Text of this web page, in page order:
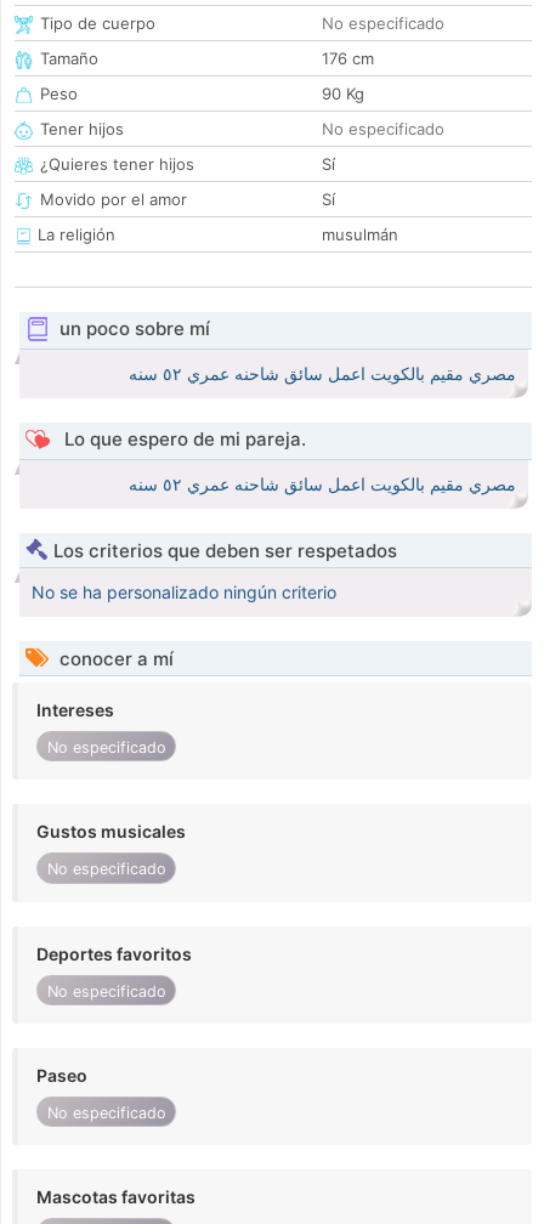
Tipo de cuerpo
No especificado
Tamaño
176 cm
Peso
90 Kg
Tener hijos
No especificado
¿Quieres tener hijos
Sí
Movido por el amor
Sí
La religión
musulmán
un poco sobre mí
مصري مقيم بالكويت اعمل سائق شاحنه عمري ٥٢ سنه
Lo que espero de mi pareja.
مصري مقيم بالكويت اعمل سائق شاحنه عمري ٥٢ سنه
Los criterios que deben ser respetados
No se ha personalizado ningún criterio
conocer a mí
Intereses
No especificado
Gustos musicales
No especificado
Deportes favoritos
No especificado
Paseo
No especificado
Mascotas favoritas